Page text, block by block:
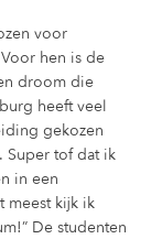
voor
hen is de
droom die
heeft veel
gekozen
tof dat ik
in een
meest kijk ik
De studenten